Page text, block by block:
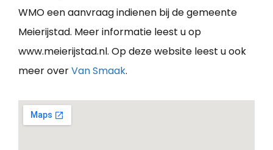
WMO een aanvraag indienen bij de gemeente
Meierijstad. Meer informatie leest u op
www.meierijstad.nl. Op deze website leest u ook
meer overVan Smaak.